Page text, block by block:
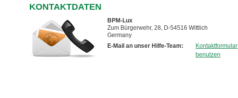
KONTAKTDATEN
BPM-Lux
Zum Bürgerwehr, 28, D-54516 Wittlich
Germany
E-Mail an unser Hilfe-Team:
Kontaktformular
benutzen